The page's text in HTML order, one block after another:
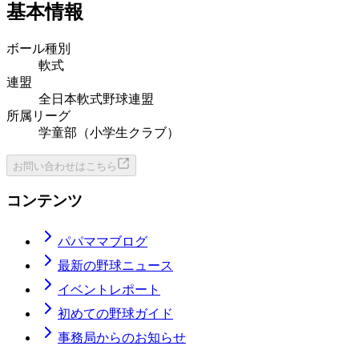
基本情報
ボール種別
軟式
連盟
全日本軟式野球連盟
所属リーグ
学童部（小学生クラブ）
お問い合わせはこちら
コンテンツ
パパママブログ
最新の野球ニュース
イベントレポート
初めての野球ガイド
事務局からのお知らせ